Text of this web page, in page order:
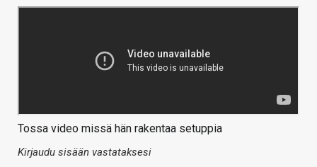
Tossa video missä hän rakentaa setuppia
Kirjaudu sisään vastataksesi